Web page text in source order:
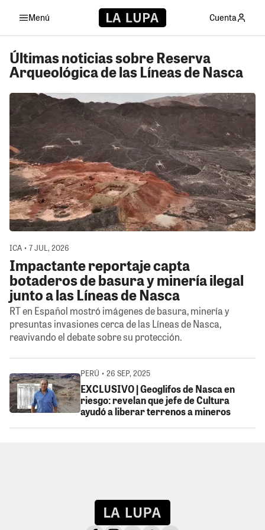
Menú Cuenta
Últimas noticias sobre Reserva
Arqueológica de las Líneas de Nasca
ICA • 7 JUL, 2026
Impactante reportaje capta
botaderos de basura y minería ilegal
junto a las Líneas de Nasca
RT en Español mostró imágenes de basura, minería y
presuntas invasiones cerca de las Líneas de Nasca,
reavivando el debate sobre su protección.
PERÚ • 26 SEP, 2025
EXCLUSIVO | Geoglifos de Nasca en
riesgo: revelan que jefe de Cultura
ayudó a liberar terrenos a mineros